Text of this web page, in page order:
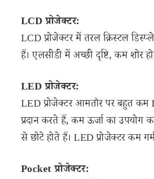
LCD प्रोजेक्टर:
LCD प्रोजेक्टर में तरल क्रिस्टल
हैं। एलसीडी में अच्छी दृष्टि, कम शोर
LED प्रोजेक्टर:
LED प्रोजेक्टर आमतौर पर बहुत
प्रदान करते हैं, कम ऊर्जा का उपयोग
से छोटे होते हैं। LED प्रोजेक्टर कम
Pocket प्रोजेक्टर: